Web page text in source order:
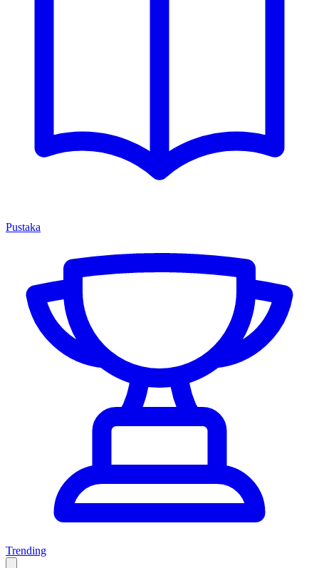
Pustaka
Trending